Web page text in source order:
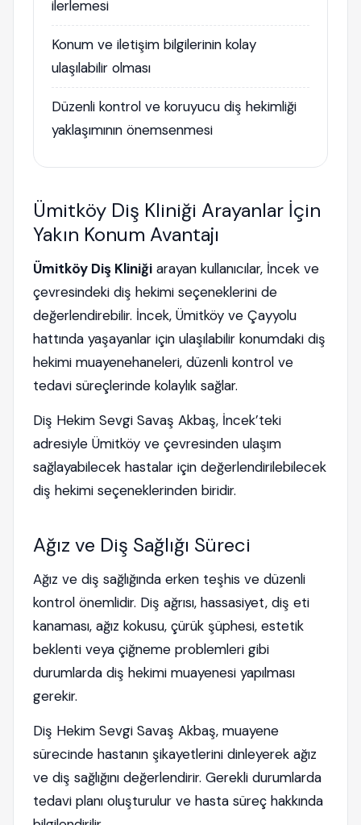
ilerlemesi
Konum ve iletişim bilgilerinin kolay
ulaşılabilir olması
Düzenli kontrol ve koruyucu diş hekimliği
yaklaşımının önemsenmesi
Ümitköy Diş Kliniği Arayanlar İçin
Yakın Konum Avantajı
Ümitköy Diş Kliniği arayan kullanıcılar, İncek ve
çevresindeki diş hekimi seçeneklerini de
değerlendirebilir. İncek, Ümitköy ve Çayyolu
hattında yaşayanlar için ulaşılabilir konumdaki diş
hekimi muayenehaneleri, düzenli kontrol ve
tedavi süreçlerinde kolaylık sağlar.
Diş Hekim Sevgi Savaş Akbaş, İncek’teki
adresiyle Ümitköy ve çevresinden ulaşım
sağlayabilecek hastalar için değerlendirilebilecek
diş hekimi seçeneklerinden biridir.
Ağız ve Diş Sağlığı Süreci
Ağız ve diş sağlığında erken teşhis ve düzenli
kontrol önemlidir. Diş ağrısı, hassasiyet, diş eti
kanaması, ağız kokusu, çürük şüphesi, estetik
beklenti veya çiğneme problemleri gibi
durumlarda diş hekimi muayenesi yapılması
gerekir.
Diş Hekim Sevgi Savaş Akbaş, muayene
sürecinde hastanın şikayetlerini dinleyerek ağız
ve diş sağlığını değerlendirir. Gerekli durumlarda
tedavi planı oluşturulur ve hasta süreç hakkında